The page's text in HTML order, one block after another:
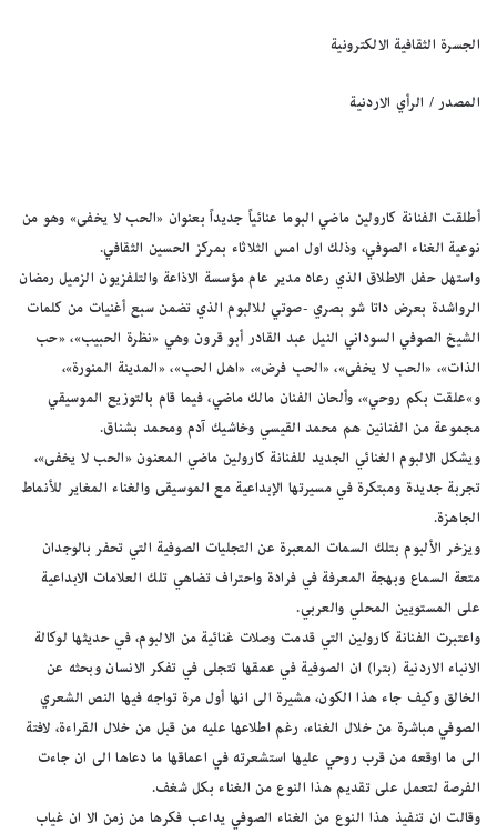
الجسرة الثقافية الالكترونية
المصدر / الرأي الاردنية
أطلقت الفنانة كارولين ماضي البوما عنائياً جديداً بعنوان «الحب لا يخفى» وهو من
نوعية الغناء الصوفي، وذلك اول امس الثلاثاء بمركز الحسين الثقافي.
واستهل حفل الاطلاق الذي رعاه مدير عام مؤسسة الاذاعة والتلفزيون الزميل رمضان
الرواشدة بعرض داتا شو بصري -صوتي للالبوم الذي تضمن سبع أغنيات من كلمات
الشيخ الصوفي السوداني النيل عبد القادر أبو قرون وهي «نظرة الحبيب»، «حب
الذات»، «الحب لا يخفى»، «الحب فرض»، «اهل الحب»، «المدينة المنورة»،
و»علقت بكم روحي»، وألحان الفنان مالك ماضي، فيما قام بالتوزيع الموسيقي
مجموعة من الفنانين هم محمد القيسي وخاشيك آدم ومحمد بشناق.
ويشكل الالبوم الغنائي الجديد للفنانة كارولين ماضي المعنون «الحب لا يخفى»،
تجربة جديدة ومبتكرة في مسيرتها الإبداعية مع الموسيقى والغناء المغاير للأنماط
الجاهزة.
ويزخر الألبوم بتلك السمات المعبرة عن التجليات الصوفية التي تحفر بالوجدان
متعة السماع وبهجة المعرفة في فرادة واحتراف تضاهي تلك العلامات الابداعية
على المستويين المحلي والعربي.
واعتبرت الفنانة كارولين التي قدمت وصلات غنائية من الالبوم، في حديثها لوكالة
الانباء الاردنية (بترا) ان الصوفية في عمقها تتجلى في تفكر الانسان وبحثه عن
الخالق وكيف جاء هذا الكون، مشيرة الى انها أول مرة تواجه فيها النص الشعري
الصوفي مباشرة من خلال الغناء، رغم اطلاعها عليه من قبل من خلال القراءة، لافتة
الى ما اوقعه من قرب روحي عليها استشعرته في اعماقها ما دعاها الى ان جاءت
الفرصة لتعمل على تقديم هذا النوع من الغناء بكل شغف.
وقالت ان تنفيذ هذا النوع من الغناء الصوفي يداعب فكرها من زمن الا ان غياب